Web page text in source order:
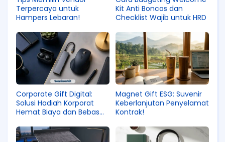
Terpercaya untuk
Hampers Lebaran!
Kit Anti Boncos dan
Checklist Wajib untuk HRD
Corporate Gift Digital:
Solusi Hadiah Korporat
Hemat Biaya dan Bebas
Magnet Gift ESG: Suvenir
Keberlanjutan Penyelamat
Kontrak!